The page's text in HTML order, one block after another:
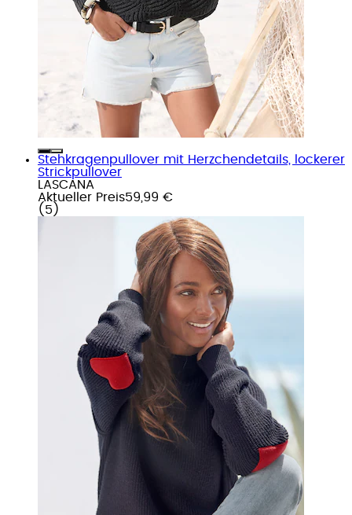
Stehkragenpullover mit Herzchendetails, lockerer
Strickpullover
LASCANA
Aktueller Preis59,99 €
( 5 )